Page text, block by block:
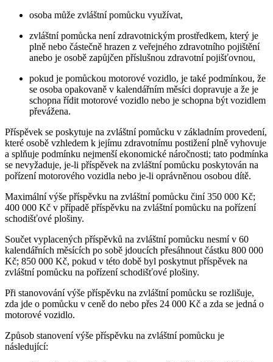
osoba může zvláštní pomůcku využívat,
zvláštní pomůcka není zdravotnickým prostředkem, který je
plně nebo částečně hrazen z veřejného zdravotního pojištění
anebo je osobě zapůjčen příslušnou zdravotní pojišťovnou,
pokud je pomůckou motorové vozidlo, je také podmínkou, že
se osoba opakovaně v kalendářním měsíci dopravuje a že je
schopna řídit motorové vozidlo nebo je schopna být vozidlem
převážena.
Příspěvek se poskytuje na zvláštní pomůcku v základním provedení,
které osobě vzhledem k jejímu zdravotnímu postižení plně vyhovuje
a splňuje podmínku nejmenší ekonomické náročnosti; tato podmínka
se nevyžaduje, je-li příspěvek na zvláštní pomůcku poskytován na
pořízení motorového vozidla nebo je-li oprávněnou osobou dítě.
Maximální výše příspěvku na zvláštní pomůcku činí 350 000 Kč;
400 000 Kč v případě příspěvku na zvláštní pomůcku na pořízení
schodišťové plošiny.
Součet vyplacených příspěvků na zvláštní pomůcku nesmí v 60
kalendářních měsících po sobě jdoucích přesáhnout částku 800 000
Kč; 850 000 Kč, pokud v této době byl poskytnut příspěvek na
zvláštní pomůcku na pořízení schodišťové plošiny.
Při stanovování výše příspěvku na zvláštní pomůcku se rozlišuje,
zda jde o pomůcku v ceně do nebo přes 24 000 Kč a zda se jedná o
motorové vozidlo.
Způsob stanovení výše příspěvku na zvláštní pomůcku je
následující: